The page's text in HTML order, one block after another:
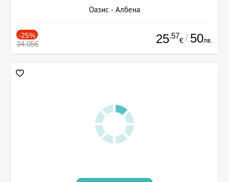
Оазис - Албена
-25%
34.05€ 25.57
€ / 50лв.